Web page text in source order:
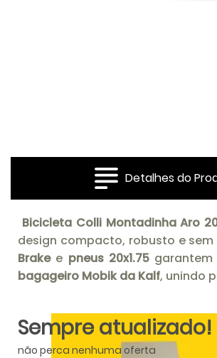
Detalhes do
Bicicleta Colli Montadinha Aro
design compacto, robusto e
Brake e pneus 20x1.75
bagageiro Mobik da Kalf, unindo
Sempre atualizado!
não perca nenhuma oferta